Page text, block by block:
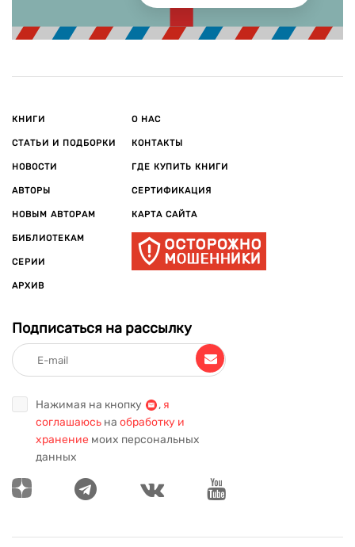
КНИГИ
СТАТЬИ И ПОДБОРКИ
НОВОСТИ
АВТОРЫ
НОВЫМ АВТОРАМ
БИБЛИОТЕКАМ
СЕРИИ
АРХИВ
О НАС
КОНТАКТЫ
ГДЕ КУПИТЬ КНИГИ
СЕРТИФИКАЦИЯ
КАРТА САЙТА
Подписаться на рассылку
Нажимая на кнопку , я
соглашаюсь на обработку и
хранение моих персональных
данных